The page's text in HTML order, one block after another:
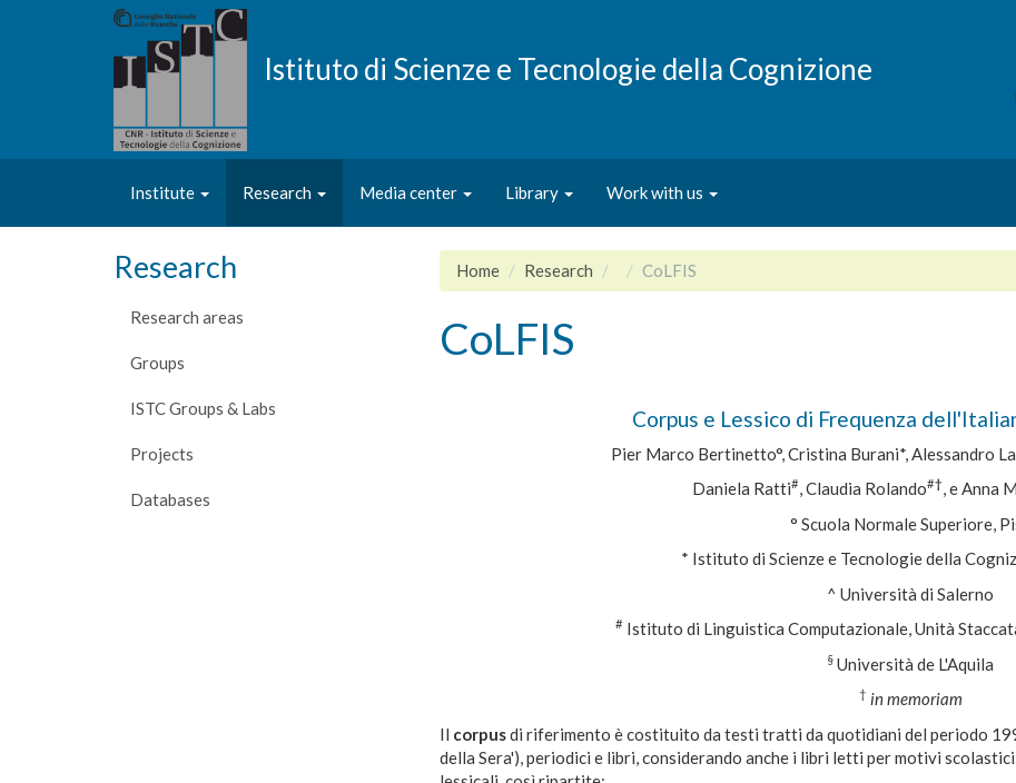
Istituto di Scienze e Tecnologie della Cognizione
Institute Research Media center Library Work with us
Research
Research areas
Groups
ISTC Groups & Labs
Projects
Databases
Home Research CoLFIS
CoLFIS
Corpus e Lessico di Frequenza
Pier Marco Bertinetto°, Cristina Burani*, Alessandro
Daniela Ratti#, Claudia Rolando#†, e Anna
° Scuola Normale Superiore,
* Istituto di Scienze e Tecnologie della
^ Università di Salerno
# Istituto di Linguistica Computazionale, Unità
§ Università de L'Aquila
† in memoriam
Il corpusdi riferimento è costituito da testi tratti da quotidiani del periodo
della Sera'), periodici e libri, considerando anche i libri letti per motivi